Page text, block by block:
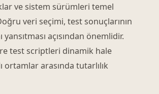
ve sistem sürümleri temel
veri seçimi, test sonuçlarının
yansıtması açısından önemlidir.
test scriptleri dinamik hale
ortamlar arasında tutarlılık